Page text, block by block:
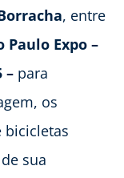
, entre
Paulo Expo –
– para
os
bicicletas
sua